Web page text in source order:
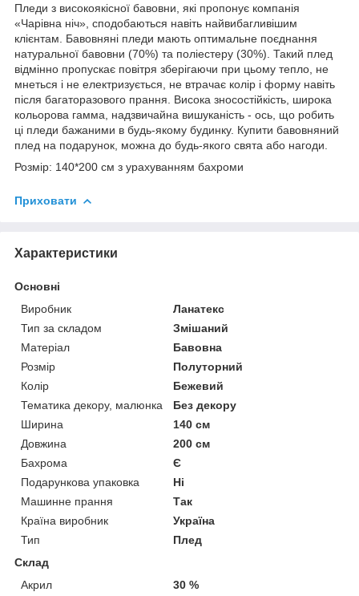
Пледи з високоякісної бавовни, які пропонує компанія
«Чарівна ніч», сподобаються навіть найвибагливішим
клієнтам. Бавовняні пледи мають оптимальне поєднання
натуральної бавовни (70%) та поліестеру (30%). Такий плед
відмінно пропускає повітря зберігаючи при цьому тепло, не
мнеться і не електризується, не втрачає колір і форму навіть
після багаторазового прання. Висока зносостійкість, широка
кольорова гамма, надзвичайна вишуканість - ось, що робить
ці пледи бажаними в будь-якому будинку. Купити бавовняний
плед на подарунок, можна до будь-якого свята або нагоди.
Розмір: 140*200 см з урахуванням бахроми
Приховати
Характеристики
Основні
Виробник
Ланатекс
Тип за складом
Змішаний
Матеріал
Бавовна
Розмір
Полуторний
Колір
Бежевий
Тематика декору, малюнка
Без декору
Ширина
140 см
Довжина
200 см
Бахрома
Є
Подарункова упаковка
Ні
Машинне прання
Так
Країна виробник
Україна
Тип
Плед
Склад
Акрил
30 %